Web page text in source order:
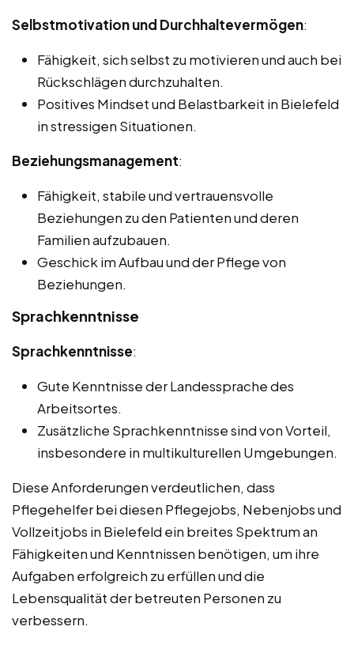
Selbstmotivation und Durchhaltevermögen:
Fähigkeit, sich selbst zu motivieren und auch bei
Rückschlägen durchzuhalten.
Positives Mindset und Belastbarkeit in Bielefeld
in stressigen Situationen.
Beziehungsmanagement:
Fähigkeit, stabile und vertrauensvolle
Beziehungen zu den Patienten und deren
Familien aufzubauen.
Geschick im Aufbau und der Pflege von
Beziehungen.
Sprachkenntnisse
Sprachkenntnisse:
Gute Kenntnisse der Landessprache des
Arbeitsortes.
Zusätzliche Sprachkenntnisse sind von Vorteil,
insbesondere in multikulturellen Umgebungen.
Diese Anforderungen verdeutlichen, dass
Pflegehelfer bei diesen Pflegejobs, Nebenjobs und
Vollzeitjobs in Bielefeld ein breites Spektrum an
Fähigkeiten und Kenntnissen benötigen, um ihre
Aufgaben erfolgreich zu erfüllen und die
Lebensqualität der betreuten Personen zu
verbessern.